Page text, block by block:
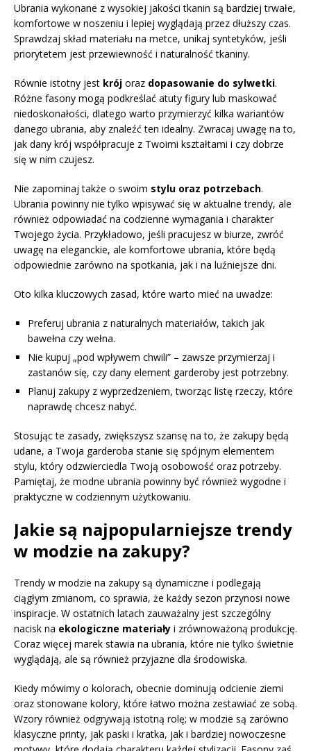
Ubrania wykonane z wysokiej jakości tkanin są bardziej trwałe,
komfortowe w noszeniu i lepiej wyglądają przez dłuższy czas.
Sprawdzaj skład materiału na metce, unikaj syntetyków, jeśli
priorytetem jest przewiewność i naturalność tkaniny.
Równie istotny jest krój oraz dopasowanie do sylwetki.
Różne fasony mogą podkreślać atuty figury lub maskować
niedoskonałości, dlatego warto przymierzyć kilka wariantów
danego ubrania, aby znaleźć ten idealny. Zwracaj uwagę na to,
jak dany krój współpracuje z Twoimi kształtami i czy dobrze
się w nim czujesz.
Nie zapominaj także o swoim stylu oraz potrzebach.
Ubrania powinny nie tylko wpisywać się w aktualne trendy, ale
również odpowiadać na codzienne wymagania i charakter
Twojego życia. Przykładowo, jeśli pracujesz w biurze, zwróć
uwagę na eleganckie, ale komfortowe ubrania, które będą
odpowiednie zarówno na spotkania, jak i na luźniejsze dni.
Oto kilka kluczowych zasad, które warto mieć na uwadze:
Preferuj ubrania z naturalnych materiałów, takich jak
bawełna czy wełna.
Nie kupuj „pod wpływem chwili” – zawsze przymierzaj i
zastanów się, czy dany element garderoby jest potrzebny.
Planuj zakupy z wyprzedzeniem, tworząc listę rzeczy, które
naprawdę chcesz nabyć.
Stosując te zasady, zwiększysz szansę na to, że zakupy będą
udane, a Twoja garderoba stanie się spójnym elementem
stylu, który odzwierciedla Twoją osobowość oraz potrzeby.
Pamiętaj, że modne ubrania powinny być również wygodne i
praktyczne w codziennym użytkowaniu.
Jakie są najpopularniejsze trendy
w modzie na zakupy?
Trendy w modzie na zakupy są dynamiczne i podlegają
ciągłym zmianom, co sprawia, że każdy sezon przynosi nowe
inspiracje. W ostatnich latach zauważalny jest szczególny
nacisk na ekologiczne materiały i zrównoważoną produkcję.
Coraz więcej marek stawia na ubrania, które nie tylko świetnie
wyglądają, ale są również przyjazne dla środowiska.
Kiedy mówimy o kolorach, obecnie dominują odcienie ziemi
oraz stonowane kolory, które łatwo można zestawiać ze sobą.
Wzory również odgrywają istotną rolę; w modzie są zarówno
klasyczne printy, jak paski i kratka, jak i bardziej nowoczesne